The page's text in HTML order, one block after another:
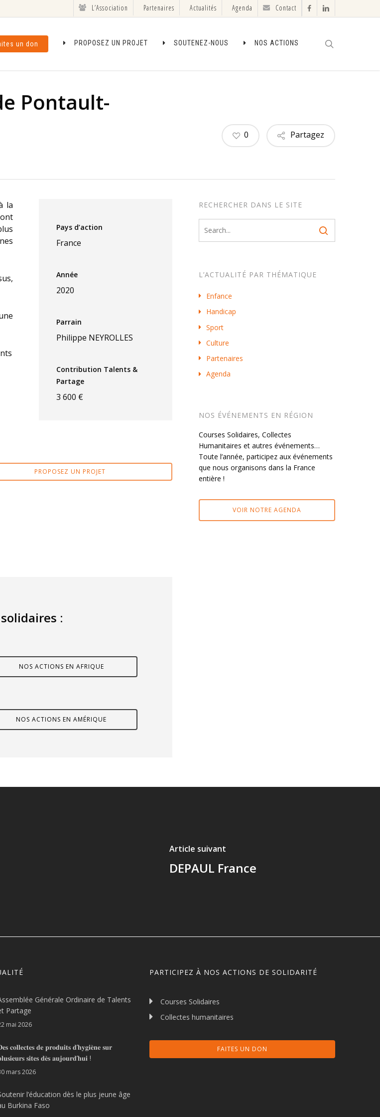
facebooklinkedin
L’Association Partenaires Actualités Agenda Contact
un don PROPOSEZ UN PROJET SOUTENEZ-NOUS NOS ACTIONS
Pontault-
Partagez
0
la
Pays d’action
France
Année
2020
Parrain
Philippe NEYROLLES
Contribution Talents &
Partage
3 600 €
PROPOSEZ UN PROJET
:
NOS ACTIONS EN AFRIQUE
NOS ACTIONS EN AMÉRIQUE
RECHERCHER DANS LE SITE
L’ACTUALITÉ PAR THÉMATIQUE
Enfance
Handicap
Sport
Culture
Partenaires
Agenda
NOS ÉVÉNEMENTS EN RÉGION
Courses Solidaires, Collectes
Humanitaires et autres événements…
Toute l’année, participez aux événements
que nous organisons dans la France
entière !
VOIR NOTRE AGENDA
Article suivant
DEPAUL France
Générale Ordinaire de Talents
Partage
mai 2026
𝐜𝐨𝐥𝐥𝐞𝐜𝐭𝐞𝐬 𝐝𝐞 𝐩𝐫𝐨𝐝𝐮𝐢𝐭𝐬 𝐝’𝐡𝐲𝐠𝐢𝐞̀𝐧𝐞 𝐬𝐮𝐫
𝐬𝐢𝐭𝐞𝐬 𝐝𝐞̀𝐬 𝐚𝐮𝐣𝐨𝐮𝐫𝐝’𝐡𝐮𝐢 !
mars 2026
l’éducation dès le plus jeune âge
Burkina Faso
PARTICIPEZ À NOS ACTIONS DE SOLIDARITÉ
Courses Solidaires
Collectes humanitaires
FAITES UN DON